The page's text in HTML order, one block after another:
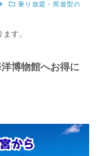
乗り放題・周遊型の
す。
博物館へお得に